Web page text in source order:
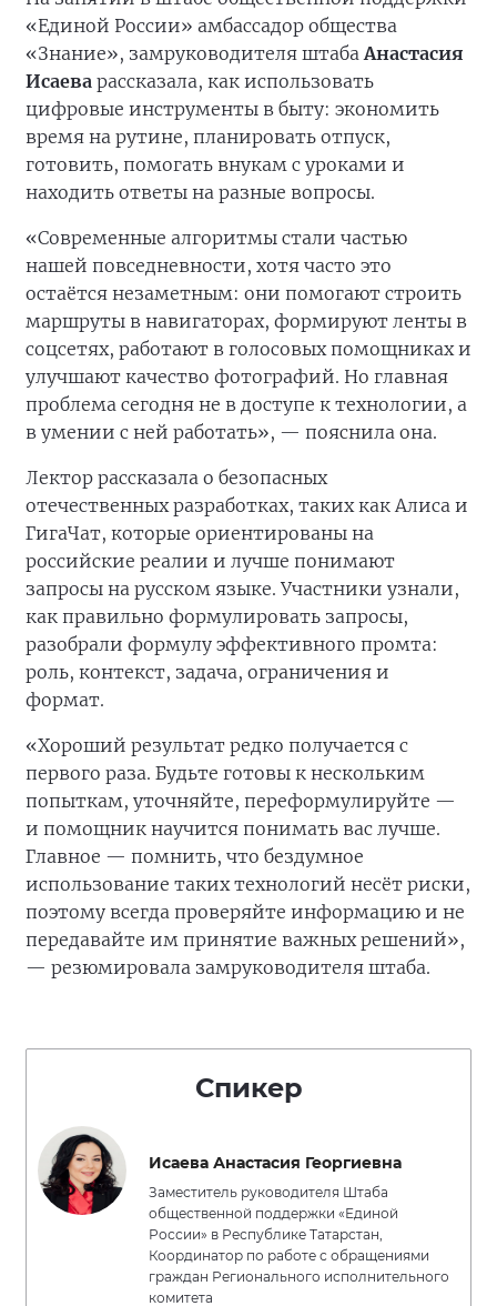
«Единой России» амбассадор общества
«Знание», замруководителя штабаАнастасия
Исаева рассказала, как использовать
цифровые инструменты в быту: экономить
время на рутине, планировать отпуск,
готовить, помогать внукам с уроками и
находить ответы на разные вопросы.
«Современные алгоритмы стали частью
нашей повседневности, хотя часто это
остаётся незаметным: они помогают строить
маршруты в навигаторах, формируют ленты в
соцсетях, работают в голосовых помощниках и
улучшают качество фотографий. Но главная
проблема сегодня не в доступе к технологии, а
в умении с ней работать», — пояснила она.
Лектор рассказала о безопасных
отечественных разработках, таких как Алиса и
ГигаЧат, которые ориентированы на
российские реалии и лучше понимают
запросы на русском языке. Участники узнали,
как правильно формулировать запросы,
разобрали формулу эффективного промта:
роль, контекст, задача, ограничения и
формат.
«Хороший результат редко получается с
первого раза. Будьте готовы к нескольким
попыткам, уточняйте, переформулируйте —
и помощник научится понимать вас лучше.
Главное — помнить, что бездумное
использование таких технологий несёт риски,
поэтому всегда проверяйте информацию и не
передавайте им принятие важных решений»,
— резюмировала замруководителя штаба.
Спикер
Исаева Анастасия Георгиевна
Заместитель руководителя Штаба
общественной поддержки «Единой
России» в Республике Татарстан,
Координатор по работе с обращениями
граждан Регионального исполнительного
комитета